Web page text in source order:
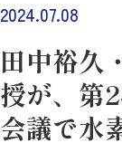
2024.07.08
田中裕久
授が、第
会議で水